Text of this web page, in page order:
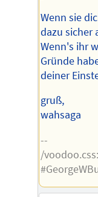
Wenn sie
dazu sicher
Wenn's ihr
Gründe
deiner
gruß,
wahsaga
--
/voodoo.css: